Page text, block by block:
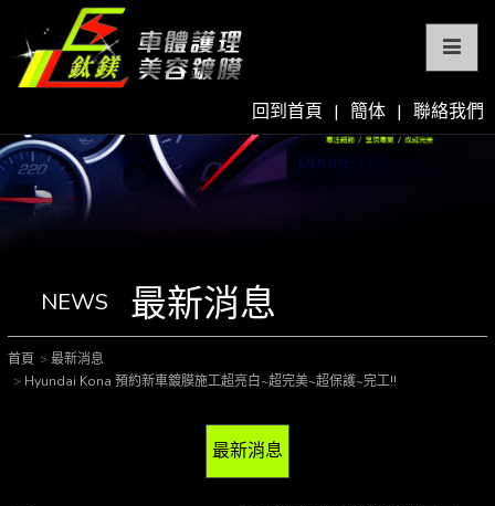
回到首頁 | 簡体 | 聯絡我們
NEWS 最新消息
首頁
最新消息
Hyundai Kona 預約新車鍍膜施工超亮白~超完美~超保護~完工!!
最新消息